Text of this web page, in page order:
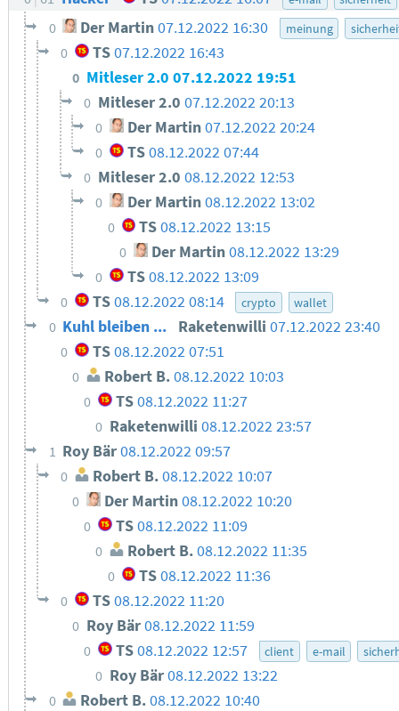
0 Der Martin07.12.2022 16:30 meinung
0 TS 07.12.2022 16:43
0 Mitleser 2.0 07.12.2022 19:51
0 Mitleser 2.007.12.2022 20:13
0 Der Martin07.12.2022 20:24
0 TS08.12.2022 07:44
0 Mitleser 2.008.12.2022 12:53
0 Der Martin08.12.2022 13:02
0 TS08.12.2022 13:15
0 Der Martin 08.12.2022 13:29
0 TS08.12.2022 13:09
0 TS 08.12.2022 08:14 crypto wallet
0 Kuhl bleiben ... Raketenwilli07.12.2022 23:40
0 TS 08.12.2022 07:51
0 Robert B.08.12.2022 10:03
0 TS08.12.2022 11:27
0 Raketenwilli08.12.2022 23:57
1 Roy Bär08.12.2022 09:57
0 Robert B. 08.12.2022 10:07
0 Der Martin08.12.2022 10:20
0 TS08.12.2022 11:09
0 Robert B.08.12.2022 11:35
0 TS08.12.2022 11:36
0 TS 08.12.2022 11:20
0 Roy Bär08.12.2022 11:59
0 TS08.12.2022 12:57 client e-mail
0 Roy Bär08.12.2022 13:22
0 Robert B.08.12.2022 10:40